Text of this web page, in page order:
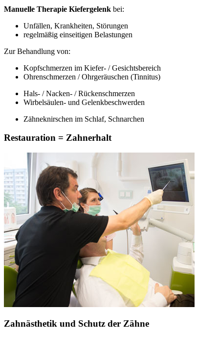
Manuelle Therapie Kiefergelenk bei:
Unfällen, Krankheiten, Störungen
regelmäßig einseitigen Belastungen
Zur Behandlung von:
Kopfschmerzen im Kiefer- / Gesichtsbereich
Ohrenschmerzen / Ohrgeräuschen (Tinnitus)
Hals- / Nacken- / Rückenschmerzen
Wirbelsäulen- und Gelenkbeschwerden
Zähneknirschen im Schlaf, Schnarchen
Restauration = Zahnerhalt
Zahnästhetik und Schutz der Zähne